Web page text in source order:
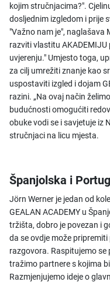
kojim stručnjacima?".
dosljednim izgledom i prije
"Važno nam je", naglašava
razviti vlastitu
uvjerenju." Umjesto toga,
za cilj umrežiti znanje kao
uspostaviti izgled i dojam
razini. „Na ovaj način
budućnosti omogućiti
obuke vodi se i savjetuje iz
stručnjaci na licu mjesta.
Španjolska i
Jörn Werner je jedan od
GEALAN ACADEMY u
tržišta, dobro je povezan i
da se ovdje može
razgovora. Raspitujemo se
tražimo partnere s kojima
Razmjenjujemo ideje o